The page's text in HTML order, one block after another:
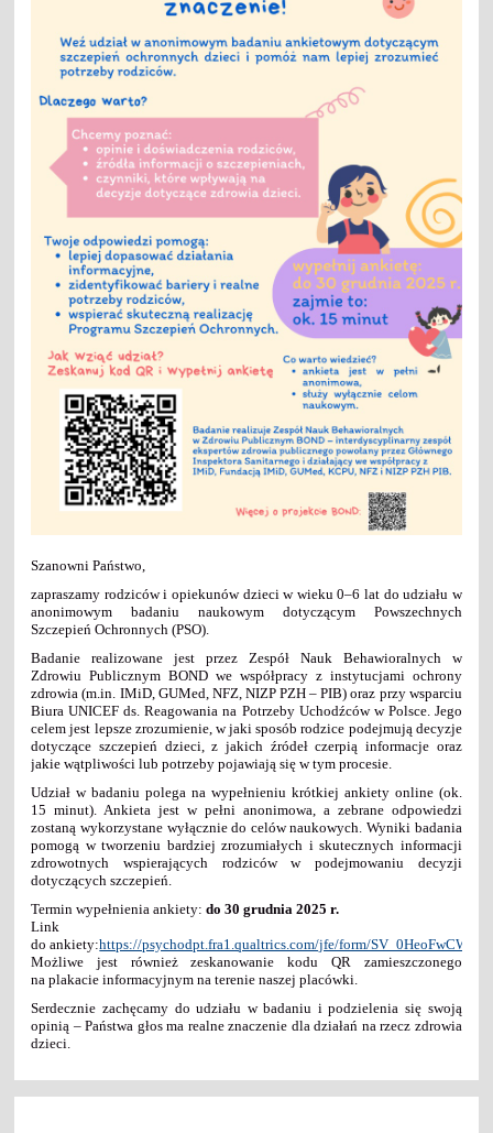
Szanowni Państwo,
zapraszamy rodziców i opiekunów dzieci w wieku 0–6 lat do udziału w
anonimowym badaniu naukowym dotyczącym Powszechnych
Szczepień Ochronnych (PSO).
Badanie realizowane jest przez Zespół Nauk Behawioralnych w
Zdrowiu Publicznym BOND we współpracy z instytucjami ochrony
zdrowia (m.in. IMiD, GUMed, NFZ, NIZP PZH – PIB) oraz przy wsparciu
Biura UNICEF ds. Reagowania na Potrzeby Uchodźców w Polsce. Jego
celem jest lepsze zrozumienie, w jaki sposób rodzice podejmują decyzje
dotyczące szczepień dzieci, z jakich źródeł czerpią informacje oraz
jakie wątpliwości lub potrzeby pojawiają się w tym procesie.
Udział w badaniu polega na wypełnieniu krótkiej ankiety online (ok.
15 minut). Ankieta jest w pełni anonimowa, a zebrane odpowiedzi
zostaną wykorzystane wyłącznie do celów naukowych. Wyniki badania
pomogą w tworzeniu bardziej zrozumiałych i skutecznych informacji
zdrowotnych wspierających rodziców w podejmowaniu decyzji
dotyczących szczepień.
Termin wypełnienia ankiety:do 30 grudnia 2025 r.
Link
do ankiety:https://psychodpt.fra1.qualtrics.com/jfe/form/
Możliwe jest również zeskanowanie kodu QR zamieszczonego
na plakacie informacyjnym na terenie naszej placówki.
Serdecznie zachęcamy do udziału w badaniu i podzielenia się swoją
opinią – Państwa głos ma realne znaczenie dla działań na rzecz zdrowia
dzieci.